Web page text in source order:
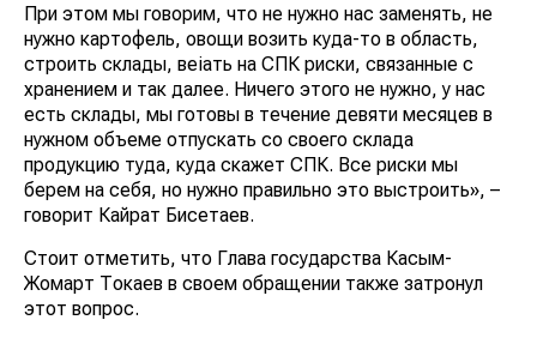
При этом мы говорим, что не нужно нас заменять, не
нужно картофель, овощи возить куда-то в область,
строить склады, веiать на СПК риски, связанные c
хранением и так далее. Ничего этого не нужно, у нас
есть склады, мы готовы в течение девяти месяцев в
нужном объеме отпускать со своего склада
продукцию туда, куда скажет СПК. Все риски мы
берем на себя, но нужно правильно это выстроить», –
говорит Кайрат Бисетаев.
Стоит отметить, что Глава государства Касым-
Жомарт Токаев в своем обращении также затронул
этот вопрос.